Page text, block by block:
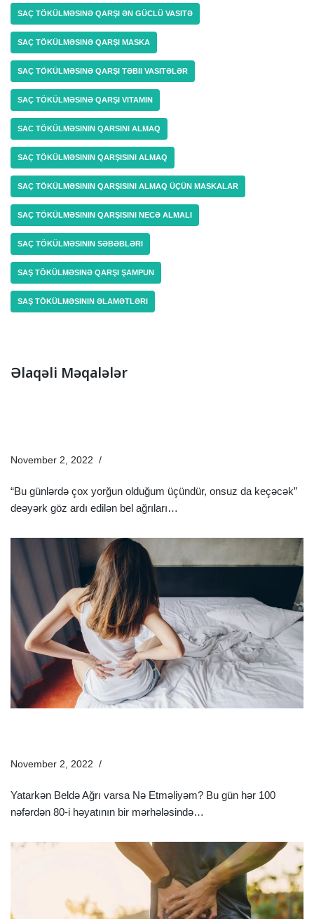
SAÇ TÖKÜLMƏSINƏ QARŞI ƏN GÜCLÜ VASITƏ
SAÇ TÖKÜLMƏSINƏ QARŞI MASKA
SAÇ TÖKÜLMƏSINƏ QARŞI TƏBII VASITƏLƏR
SAÇ TÖKÜLMƏSINƏ QARŞI VITAMIN
SAC TÖKÜLMƏSININ QARSINI ALMAQ
SAÇ TÖKÜLMƏSININ QARŞISINI ALMAQ
SAÇ TÖKÜLMƏSININ QARŞISINI ALMAQ ÜÇÜN MASKALAR
SAÇ TÖKÜLMƏSININ QARŞISINI NECƏ ALMALI
SAÇ TÖKÜLMƏSININ SƏBƏBLƏRI
SAŞ TÖKÜLMƏSINƏ QARŞI ŞAMPUN
SAŞ TÖKÜLMƏSININ ƏLAMƏTLƏRI
Əlaqəli Məqalələr
November 2, 2022
“Bu günlərdə çox yorğun olduğum üçündür, onsuz da keçəcək”
deəyərk göz ardı edilən bel ağrıları…
November 2, 2022
Yatarkən Beldə Ağrı varsa Nə Etməliyəm? Bu gün hər 100
nəfərdən 80-i həyatının bir mərhələsində…